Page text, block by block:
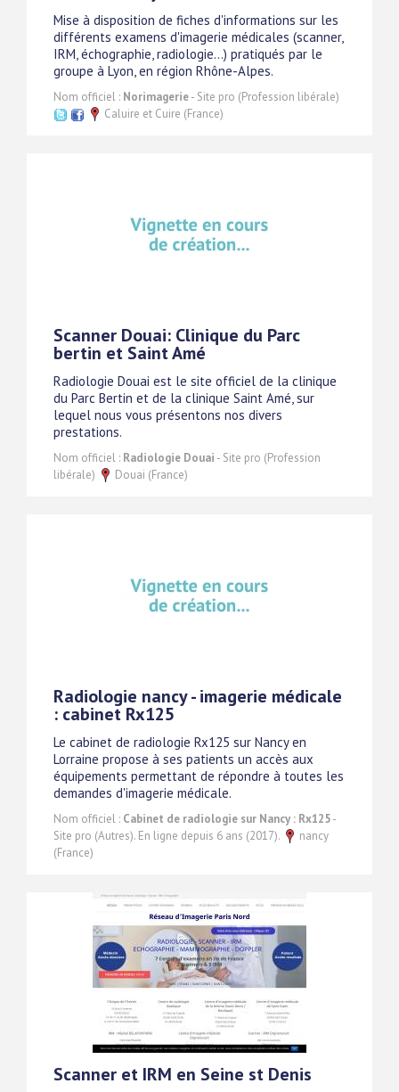
Mise à disposition de fiches d'informations sur les
différents examens d'imagerie médicales (scanner,
IRM, échographie, radiologie...) pratiqués par le
groupe à Lyon, en région Rhône-Alpes.
Nom officiel : Norimagerie- Site pro (Profession libérale)
Caluire et Cuire (France)
Scanner Douai: Clinique du Parc
bertin et Saint Amé
Radiologie Douai est le site officiel de la clinique
du Parc Bertin et de la clinique Saint Amé, sur
lequel nous vous présentons nos divers
prestations.
Nom officiel : Radiologie Douai - Site pro (Profession
libérale)
Douai (France)
Radiologie nancy - imagerie médicale
: cabinet Rx125
Le cabinet de radiologie Rx125 sur Nancy en
Lorraine propose à ses patients un accès aux
équipements permettant de répondre à toutes les
demandes d'imagerie médicale.
Nom officiel : Cabinet de radiologie sur Nancy : Rx125-
Site pro (Autres). En ligne depuis 6 ans (2017).
nancy
(France)
Scanner et IRM en Seine st Denis